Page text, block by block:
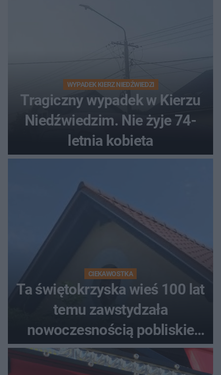
WYPADEK KIERZ NIEDŹWIEDZI
Tragiczny wypadek w Kierzu
Niedźwiedzim. Nie żyje 74-
letnia kobieta
CIEKAWOSTKA
Ta świętokrzyska wieś 100 lat
temu zawstydzała
nowoczesnością pobliskie
miasta. Prąd, telefon i
luksusowa auta